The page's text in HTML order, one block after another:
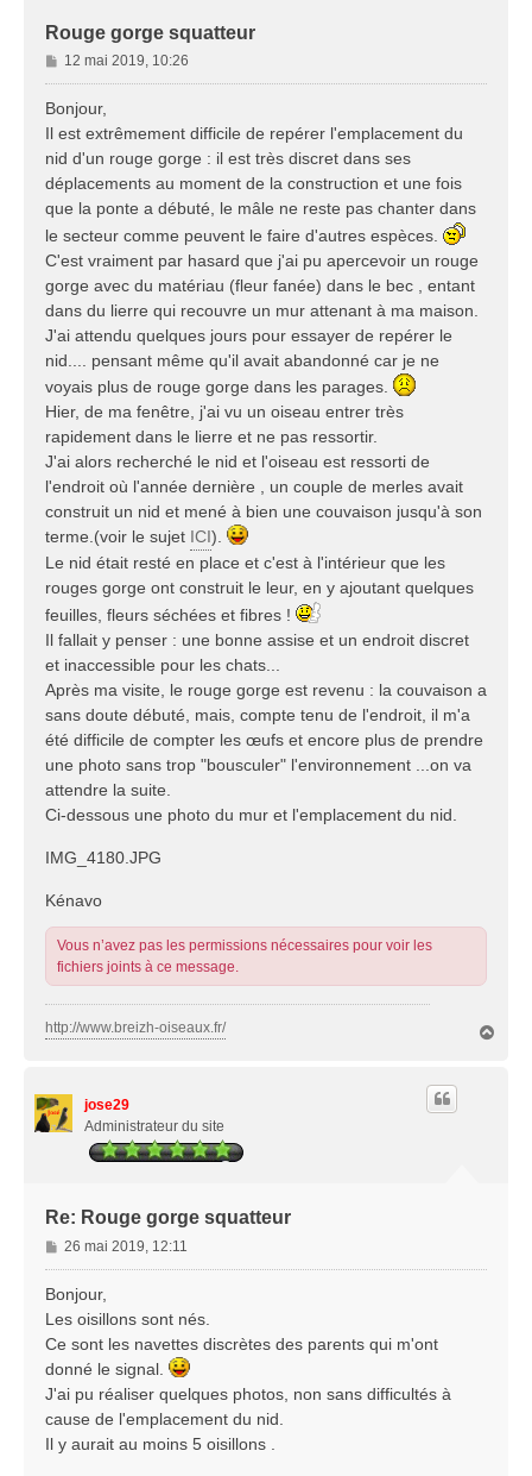
Rouge gorge squatteur
M
e
s
g
e
12 mai 2019, 10:26
Bonjour,
Il est extrêmement difficile de repérer l'emplacement du
nid d'un rouge gorge : il est très discret dans ses
déplacements au moment de la construction et une fois
que la ponte a débuté, le mâle ne reste pas chanter dans
le secteur comme peuvent le faire d'autres espèces.
C'est vraiment par hasard que j'ai pu apercevoir un rouge
gorge avec du matériau (fleur fanée) dans le bec , entant
dans du lierre qui recouvre un mur attenant à ma maison.
J'ai attendu quelques jours pour essayer de repérer le
nid.... pensant même qu'il avait abandonné car je ne
voyais plus de rouge gorge dans les parages.
Hier, de ma fenêtre, j'ai vu un oiseau entrer très
rapidement dans le lierre et ne pas ressortir.
J'ai alors recherché le nid et l'oiseau est ressorti de
l'endroit où l'année dernière , un couple de merles avait
construit un nid et mené à bien une couvaison jusqu'à son
terme.(voir le sujet ICI).
Le nid était resté en place et c'est à l'intérieur que les
rouges gorge ont construit le leur, en y ajoutant quelques
feuilles, fleurs séchées et fibres !
Il fallait y penser : une bonne assise et un endroit discret
et inaccessible pour les chats...
Après ma visite, le rouge gorge est revenu : la couvaison a
sans doute débuté, mais, compte tenu de l'endroit, il m'a
été difficile de compter les œufs et encore plus de prendre
une photo sans trop "bousculer" l'environnement ...on va
attendre la suite.
Ci-dessous une photo du mur et l'emplacement du nid.
IMG_4180.JPG
Kénavo
Vous n’avez pas les permissions nécessaires pour voir les
fichiers joints à ce message.
http://www.breizh-oiseaux.fr/
jose29
Administrateur du site
Re: Rouge gorge squatteur
M
e
s
g
e
26 mai 2019, 12:11
Bonjour,
Les oisillons sont nés.
Ce sont les navettes discrètes des parents qui m'ont
donné le signal.
J'ai pu réaliser quelques photos, non sans difficultés à
cause de l'emplacement du nid.
Il y aurait au moins 5 oisillons .